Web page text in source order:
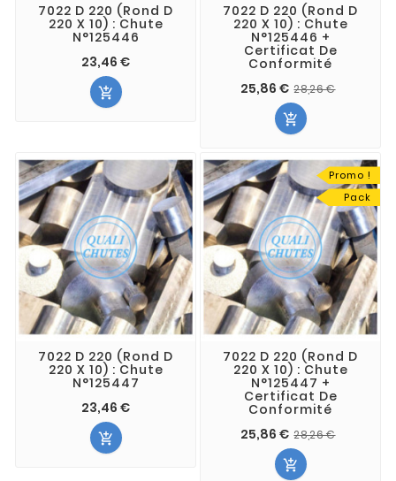
7022 D 220 (Rond D
220 X 10) : Chute
N°125446
23,46 €

7022 D 220 (Rond D
220 X 10) : Chute
N°125446 +
Certificat De
Conformité
25,86 € 28,26 €

7022 D 220 (Rond D
220 X 10) : Chute
N°125447
23,46 €

Promo !
Pack
7022 D 220 (Rond D
220 X 10) : Chute
N°125447 +
Certificat De
Conformité
25,86 € 28,26 €
